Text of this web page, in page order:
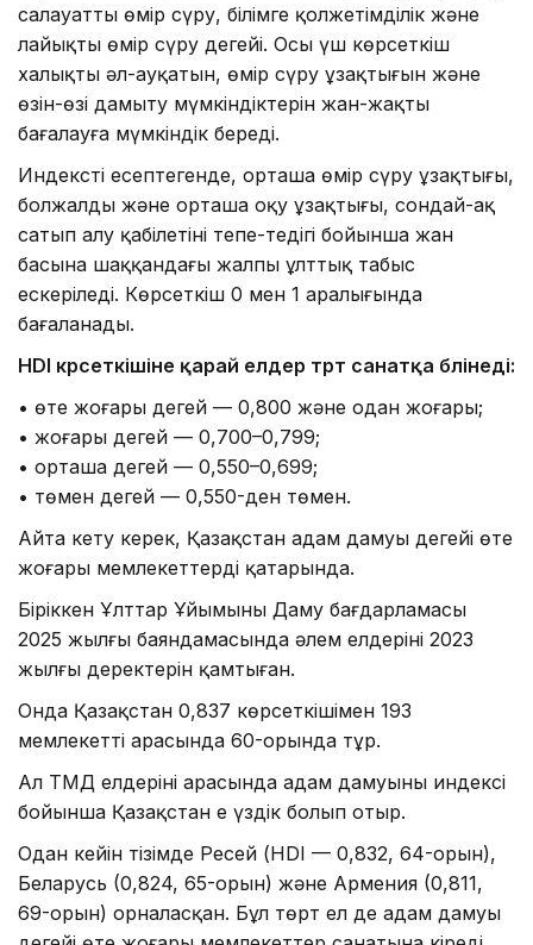
салауатты өмір сүру, білімге қолжетімділік және
лайықты өмір сүру деңгейі. Осы үш көрсеткіш
халықтың әл-ауқатын, өмір сүру ұзақтығын және
өзін-өзі дамыту мүмкіндіктерін жан-жақты
бағалауға мүмкіндік береді.
Индексті есептегенде, орташа өмір сүру ұзақтығы,
болжалды және орташа оқу ұзақтығы, сондай-ақ
сатып алу қабілетінің тепе-теңдігі бойынша жан
басына шаққандағы жалпы ұлттық табыс
ескеріледі. Көрсеткіш 0 мен 1 аралығында
бағаланады.
HDI көрсеткішіне қарай елдер төрт санатқа бөлінеді:
• өте жоғары деңгей — 0,800 және одан жоғары;
• жоғары деңгей — 0,700–0,799;
• орташа деңгей — 0,550–0,699;
• төмен деңгей — 0,550-ден төмен.
Айта кету керек, Қазақстан адам дамуы деңгейі өте
жоғары мемлекеттердің қатарында.
Біріккен Ұлттар Ұйымының Даму бағдарламасы
2025 жылғы баяндамасында әлем елдерінің 2023
жылғы деректерін қамтыған.
Онда Қазақстан 0,837 көрсеткішімен 193
мемлекеттің арасында 60-орында тұр.
Ал ТМД елдерінің арасында адам дамуының индексі
бойынша Қазақстан ең үздік болып отыр.
Одан кейін тізімде Ресей (HDI — 0,832, 64-орын),
Беларусь (0,824, 65-орын) және Армения (0,811,
69-орын) орналасқан. Бұл төрт ел де адам дамуы